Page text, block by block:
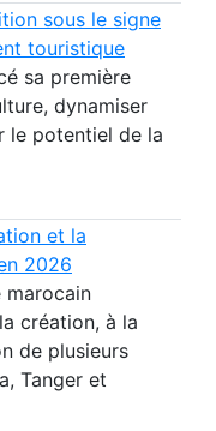
sous le signe
touristique
sa première
dynamiser
le potentiel de la
et la
2026
marocain
création, à la
de plusieurs
Tanger et